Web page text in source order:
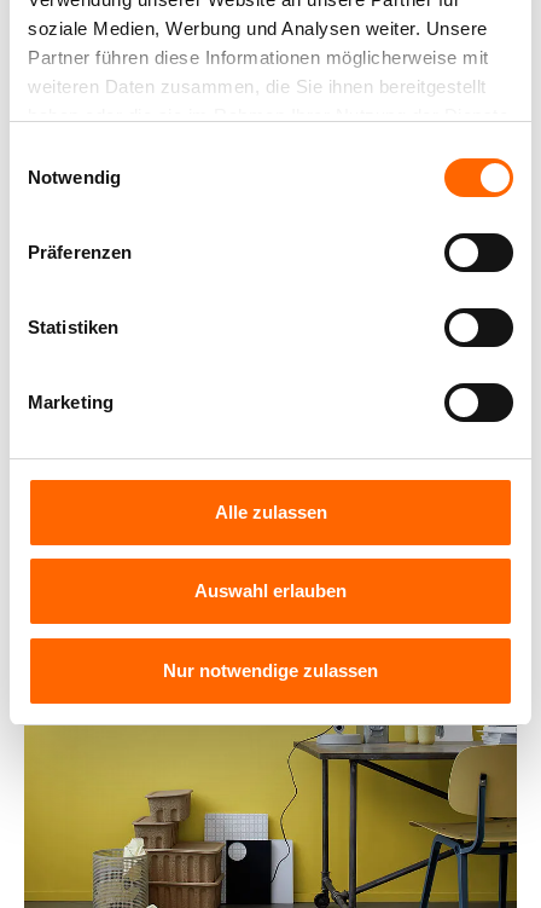
soziale Medien, Werbung und Analysen weiter. Unsere
Partner führen diese Informationen möglicherweise mit
weiteren Daten zusammen, die Sie ihnen bereitgestellt
Notwendig
Präferenzen
Statistiken
Marketing
Alle zulassen
Auswahl erlauben
Nur notwendige zulassen